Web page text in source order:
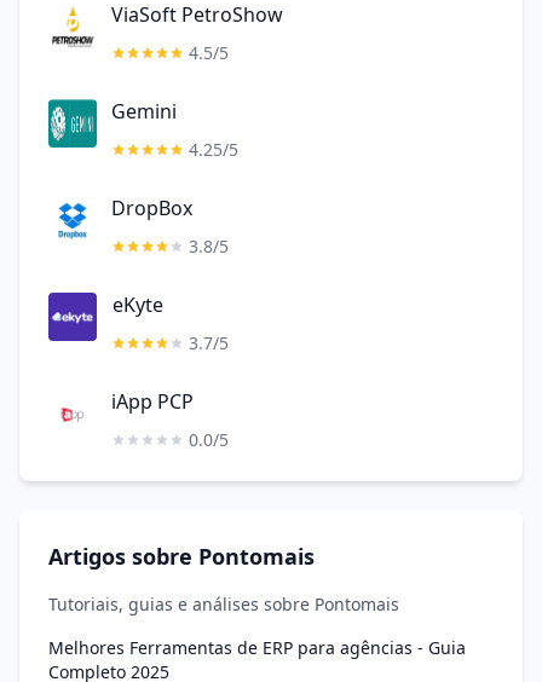
ViaSoft PetroShow
4.5/5
Gemini
4.25/5
DropBox
3.8/5
eKyte
3.7/5
iApp PCP
0.0/5
Artigos sobre Pontomais
Tutoriais, guias e análises sobre Pontomais
Melhores Ferramentas de ERP para agências - Guia
Completo 2025